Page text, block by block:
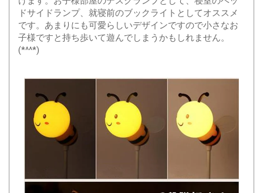
ドサイドランプ、就寝前のブックライトとしてオススメ
です。あまりにも可愛らしいデザインですので小さなお
子様ですと持ち歩いて遊んでしまうかもしれません。
(*^^*)